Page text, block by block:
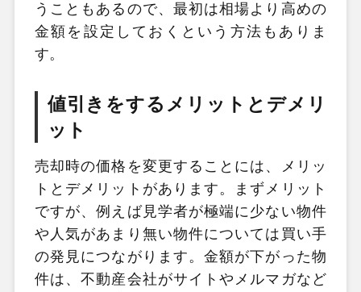
うこともあるので、最初は相場より高めの
金額を設定しておくという方法もありま
す。
値引きをするメリットとデメリ
ット
売却時の価格を変更することには、メリッ
トとデメリットがあります。まずメリット
ですが、例えば見学者が極端に少ない物件
や人気があまり無い物件については買い手
の発見につながります。金額が下がった物
件は、不動産会社がサイトやメルマガなど